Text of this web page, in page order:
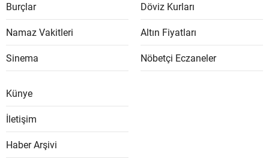
Burçlar
Namaz Vakitleri
Sinema
Döviz Kurları
Altın Fiyatları
Nöbetçi Eczaneler
Künye
İletişim
Haber Arşivi